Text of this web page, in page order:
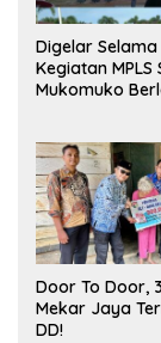
Digelar Selama
Kegiatan MPLS
Mukomuko
Door To Door,
Mekar Jaya
DD!